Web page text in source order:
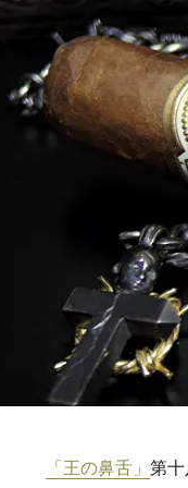
「王の鼻舌」 第